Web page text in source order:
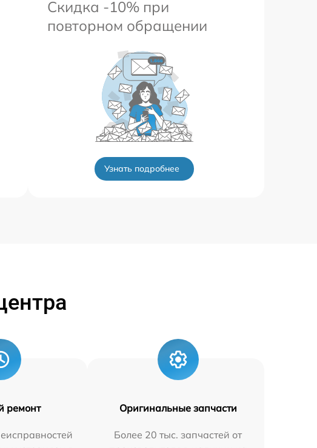
Скидка -10% при
повторном обращении
Узнать подробнее
ремонт Оригинальные запчасти
Более 20 тыс. запчастей от